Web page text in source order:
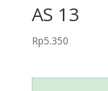
AS 13
Rp5.350